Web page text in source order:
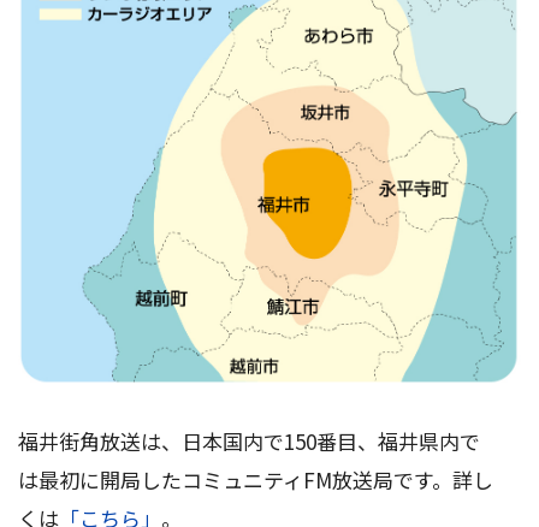
福井街角放送は、日本国内で150番目、福井県内で
は最初に開局したコミュニティFM放送局です。詳し
くは 「こちら」 。